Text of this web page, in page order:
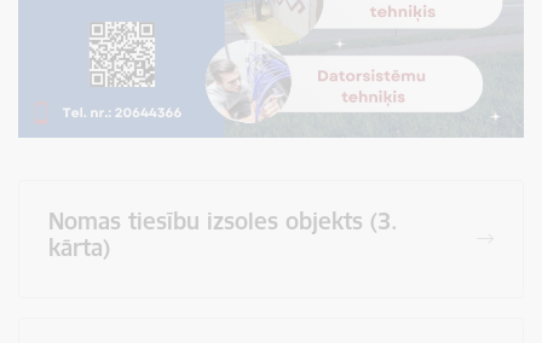
Nomas tiesību izsoles objekts (3.
kārta)